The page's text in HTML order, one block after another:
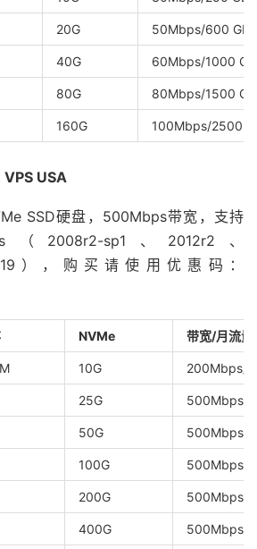
20G 50Mbps/600 GB
40G 60Mbps/1000 GB
80G 80Mbps/1500 GB
160G 100Mbps/2500
USA
SSD硬盘，500Mbps带宽，支持
（2008r2-sp1、2012r2、
），购买请使用优惠码：
NVMe 带宽/月流量
10G 200Mbps/
25G 500Mbps/
50G 500Mbps/
100G 500Mbps/
200G 500Mbps/
400G 500Mbps/